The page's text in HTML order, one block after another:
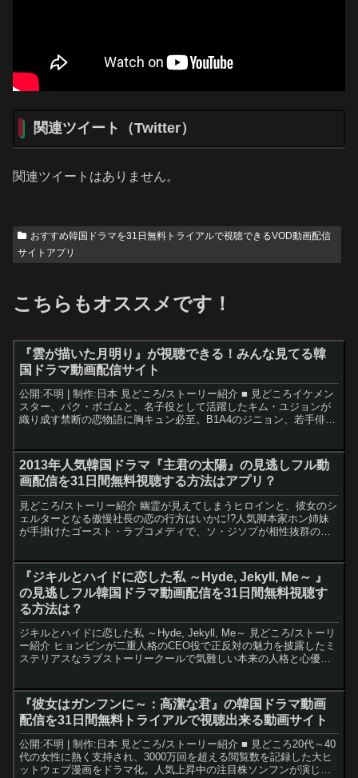
関連ツイート（Twitter）
関連ツイートはありません。
おすすめ韓国ドラマを31日無料トライアルで視聴できるVOD動画配信
サイトアプリ
こちらもオススメです！
『雲が描いた月明り』が視聴できる！みんな見てる韓
国ドラマ動画配信サイト
公開:不明 | 制作:日本 見どころ/ストーリー紹介 ■ 見どころイケメン
スター、パク・ボゴムと、名子役として活躍したキム・ユジョンが
織り成す禁断の恋物語に胸キュン必至。B1A4のジニョン、若手俳優
2013年人気韓国ドラマ『主君の太陽』の見逃しフル動
画配信を31日間無料視聴する方法はアプリ？
見どころ/ストーリー紹介 幽霊が見えてしまうヒロインと、彼女のシ
ェルターとなる傲慢社長の恋の行方はいかに!?人気脚本家ホン姉妹
が手掛けたゴースト・ラブコメディで、ソ・ジソプが相性抜群のコ
『ジキルとハイドに恋した私 ～Hyde, Jekyll, Me～ 』
の見逃しフル韓国ドラマ動画配信を31日間無料視聴す
る方法は？
ジキルとハイドに恋した私 ～Hyde, Jekyll, Me～ 見どころ/ストーリ
ー紹介 ヒョンビンが二重人格のCEO役で正反対の魅力を披露したミ
ステリアスなラブストーリークールで気難しい本来の人格と心優し
『彼女はガンフンに～：高潔な君』の韓国ドラマ動画
配信を31日間無料トライアルで視聴出来る動画サイト
公開:不明 | 制作:日本 見どころ/ストーリー紹介 ■ 見どころ20代～40
代の女性に熱く支持され、3000万回を超える閲覧数を記録した大ヒ
ットウェブ漫画をドラマ化。人気上昇中の注目株ソンフンが演じる